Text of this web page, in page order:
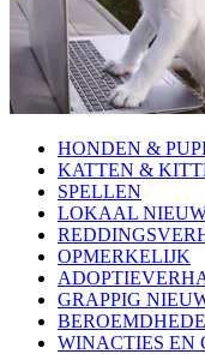
HONDEN &
KATTEN &
SPELLEN
LOKAAL
OPMERKELIJK
GRAPPIG
WINACTIES EN